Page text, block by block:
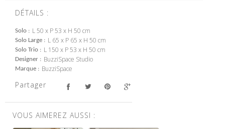
DÉTAILS :
Solo L 50 x P 53 x H 50 cm
Solo Large L 65 x P 65 x H 50 cm
Solo Trio L 150 x P 53 x H 50 cm
Designer BuzziSpace Studio
Marque BuzziSpace
Partager
VOUS AIMEREZ AUSSI :